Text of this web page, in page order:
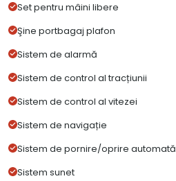
Set pentru mâini libere
Şine portbagaj plafon
Sistem de alarmă
Sistem de control al tracțiunii
Sistem de control al vitezei
Sistem de navigație
Sistem de pornire/oprire automată
Sistem sunet